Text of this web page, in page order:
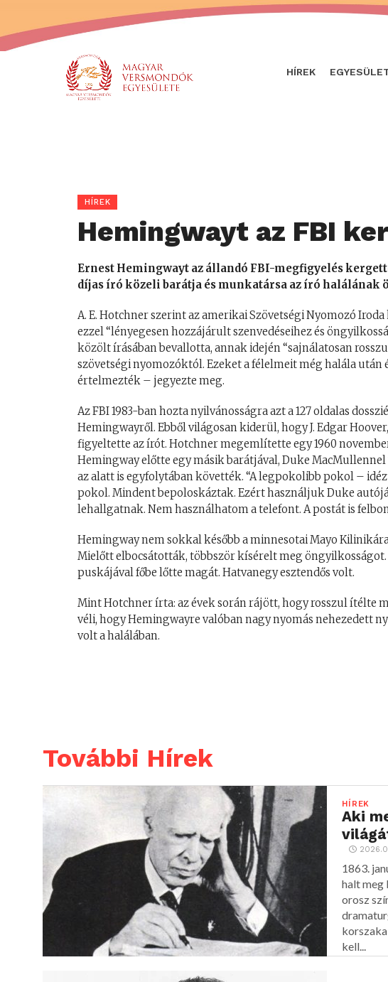
HÍREK
HÍREK
Hemingwayt az FBI
Ernest Hemingwayt az állandó FBI-megfigyelés
díjas író közeli barátja és munkatársa az író halálának
A. E. Hotchner szerint az amerikai Szövetségi Nyomozó
ezzel “lényegesen hozzájárult szenvedéseihez és
közölt írásában bevallotta, annak idején “sajnálatosan
szövetségi nyomozóktól. Ezeket a félelmeit még halála
értelmezték – jegyezte meg.
Az FBI 1983-ban hozta nyilvánosságra azt a 127 oldalas
Hemingwayről. Ebből világosan kiderül, hogy J. Edgar
figyeltette az írót. Hotchner megemlítette egy 1960
Hemingway előtte egy másik barátjával, Duke
az alatt is egyfolytában követték. “A legpokolibb pokol –
pokol. Mindent bepoloskáztak. Ezért használjuk Duke
lehallgatnak. Nem használhatom a telefont. A postát is
Hemingway nem sokkal később a minnesotai Mayo
Mielőtt elbocsátották, többször kísérelt meg
puskájával főbe lőtte magát. Hatvanegy esztendős volt.
Mint Hotchner írta: az évek során rájött, hogy rosszul ítélte
véli, hogy Hemingwayre valóban nagy nyomás nehezedett
volt a halálában.
További Hírek
HÍREK
Aki
1863.
halt meg
orosz
kell...